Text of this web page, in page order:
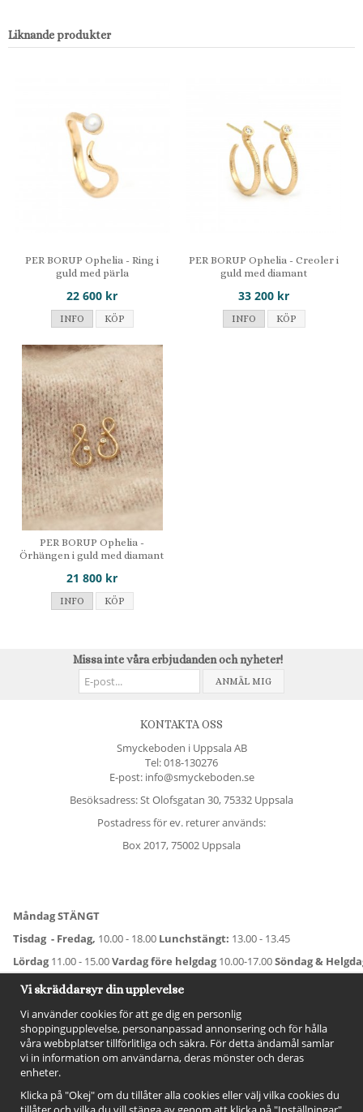
Liknande produkter
PER BORUP Ophelia - Ring i
guld med pärla
22 600 kr
INFO KÖP
PER BORUP Ophelia - Creoler i
guld med diamant
33 200 kr
INFO KÖP
PER BORUP Ophelia -
Örhängen i guld med diamant
21 800 kr
INFO KÖP
Missa inte våra erbjudanden och nyheter!
ANMÄL MIG
KONTAKTA OSS
Smyckeboden i Uppsala AB
Tel:018-130276
E-post: info@smyckeboden.se
Besöksadress: St Olofsgatan 30, 75332 Uppsala
Postadress för ev. returer används:
Box 2017, 75002 Uppsala
Måndag STÄNGT
Tisdag - Fredag, 10.00 - 18.00 Lunchstängt: 13.00 - 13.45
Lördag11.00 - 15.00Vardag före helgdag10.00-17.00Söndag &
För avvikande öppettider:Titta här
Vi skräddarsyr din upplevelse
Vi använder cookies för att ge dig en personlig
shoppingupplevelse, personanpassad annonsering och för hålla
våra webbplatser tillförlitliga och säkra. För detta ändamål samlar
vi in information om användarna, deras mönster och deras
enheter.
Klicka på "Okej" om du tillåter alla cookies eller välj vilka cookies du